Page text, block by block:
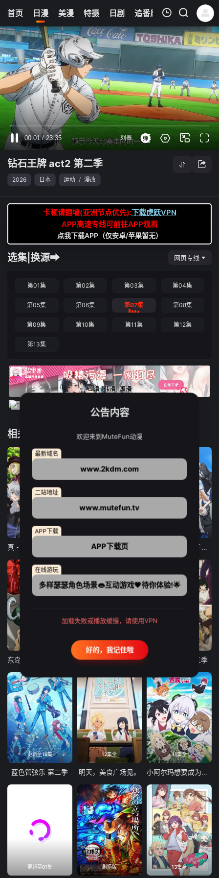
首页 日漫 美漫 特摄 日剧 追番周表 今日更新
6
我的观影记录
钻石王牌 act2 第二季
清空
钻石王牌 act2 第二季
2026 日本 运动 / 漫改
卡顿请翻墙(亚洲节点优先):下载虎跃VPN
APP高速专线可前往APP观看
点我下载APP（仅安卓/苹果暂无）
选集|换源➡ 网页专线
第01集 第02集 第03集 第04集
第05集 第06集 第07集 第08集
第09集 第10集 第11集 第12集
第13集
相关推荐
12集全
东京猫猫 NEW～♡ 弹珠汽水瓶里的千岁同学
更新至21集
古诺希亚 致不灭的你 第三季
更新至19集
蓝色管弦乐 第二季
12集全
明天，美食广场见。
11集全
小阿尔玛想要成为家人
更新至01集 剧场版 13集全
公告内容
欢迎来到MuteFun动漫
最新域名
www.2kdm.com
二站地址
www.mutefun.tv
APP下载
APP下载页
在线游玩
多样瑟瑟角色场景👄互动游戏💗待你体验!🌟
加载失败或播放缓慢，请使用VPN
好的，我记住啦